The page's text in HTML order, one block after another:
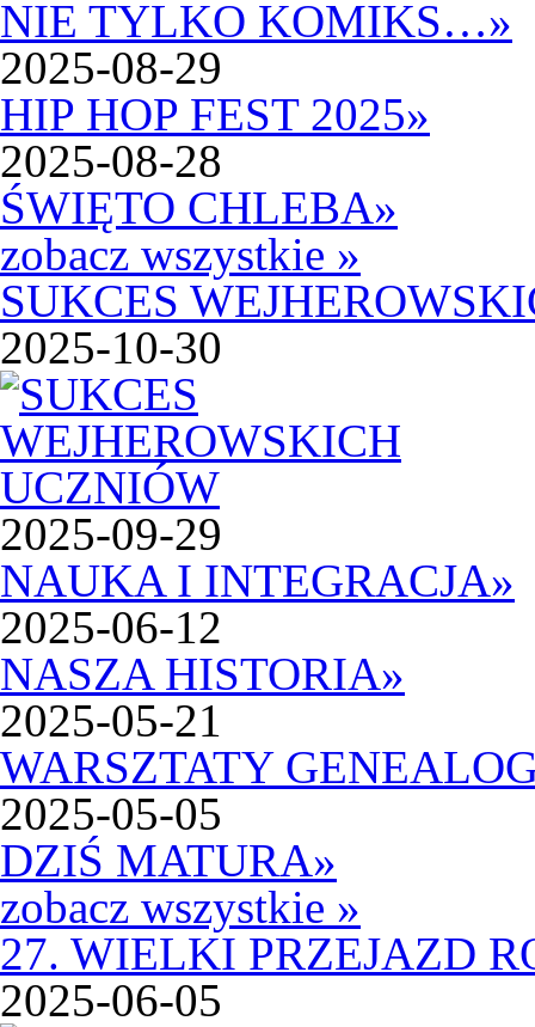
NIE TYLKO KOMIKS…»
2025-08-29
HIP HOP FEST 2025»
2025-08-28
ŚWIĘTO CHLEBA»
zobacz wszystkie »
SUKCES
2025-10-30
2025-09-29
NAUKA I INTEGRACJA»
2025-06-12
NASZA HISTORIA»
2025-05-21
WARSZTATY
2025-05-05
DZIŚ MATURA»
zobacz wszystkie »
27. WIELKI PRZEJAZD
2025-06-05